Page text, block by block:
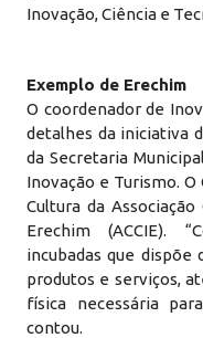
Inovação, Ciência e
Exemplo de Erechim
O coordenador de
detalhes da iniciativa
da Secretaria
Inovação e Turismo.
Cultura da
Erechim (ACCIE).
incubadas que
produtos e serviços,
física necessária
contou.